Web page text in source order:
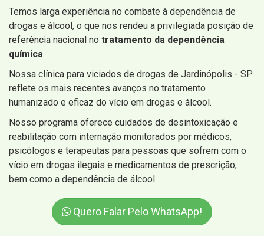
Temos larga experiência no combate à dependência de
drogas e álcool, o que nos rendeu a privilegiada posição de
referência nacional no tratamento da dependência
química.
Nossa clínica para viciados de drogas de Jardinópolis - SP
reflete os mais recentes avanços no tratamento
humanizado e eficaz do vício em drogas e álcool.
Nosso programa oferece cuidados de desintoxicação e
reabilitação com internação monitorados por médicos,
psicólogos e terapeutas para pessoas que sofrem com o
vício em drogas ilegais e medicamentos de prescrição,
bem como a dependência de álcool.
Quero Falar Pelo WhatsApp!